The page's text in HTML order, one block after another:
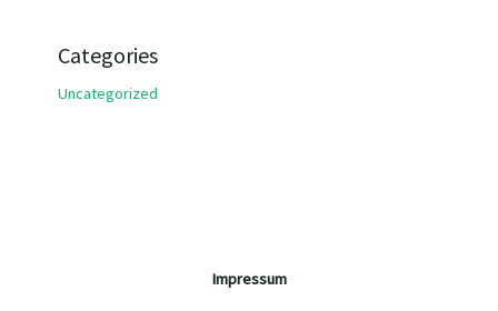
Categories
Uncategorized
Impressum